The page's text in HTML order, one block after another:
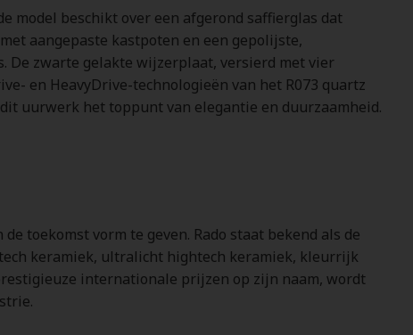
model beschikt over een afgerond saffierglas dat
aangepaste kastpoten en een gepolijste,
De zwarte gelakte wijzerplaat, versierd met vier
en HeavyDrive-technologieën van het R073 quartz
uurwerk het toppunt van elegantie en duurzaamheid.
toekomst vorm te geven. Rado staat bekend als de
keramiek, ultralicht hightech keramiek, kleurrijk
internationale prijzen op zijn naam, wordt